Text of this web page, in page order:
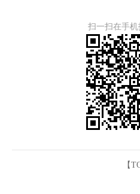
扫一扫在手机
【